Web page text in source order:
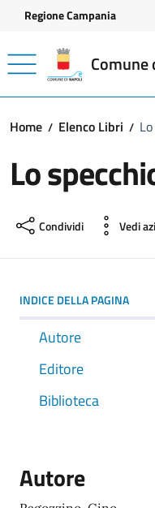
Vai ai contenuti
Vai al footer
Regione Campania
Comune
Home Elenco Libri
Lo
Condividi Vedi
INDICE DELLA PAGINA
Autore
Editore
Biblioteca
Autore